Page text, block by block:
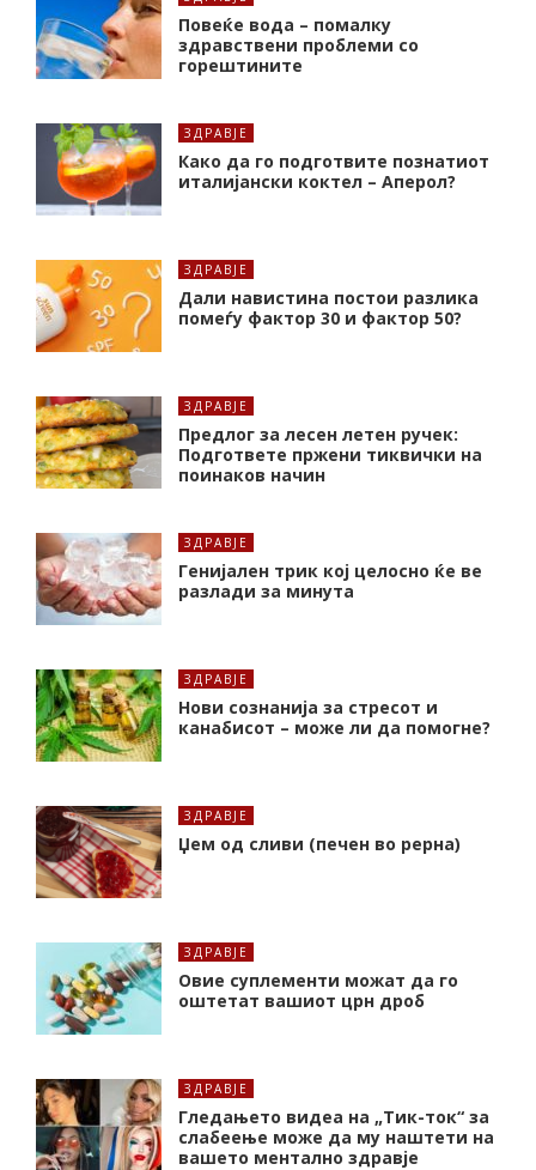
Повеќе вода – помалку
здравствени проблеми со
горештините
ЗДРАВЈЕ
Како да го подготвите познатиот
италијански коктел – Аперол?
ЗДРАВЈЕ
Дали навистина постои разлика
помеѓу фактор 30 и фактор 50?
ЗДРАВЈЕ
Предлог за лесен летен ручек:
Подгответе пржени тиквички на
поинаков начин
ЗДРАВЈЕ
Генијален трик кој целосно ќе ве
разлади за минута
ЗДРАВЈЕ
Нови сознанија за стресот и
канабисот – може ли да помогне?
ЗДРАВЈЕ
Џем од сливи (печен во рерна)
ЗДРАВЈЕ
Oвие суплементи можат да го
оштетат вашиот црн дроб
ЗДРАВЈЕ
Гледањето видеа на „Тик-ток“ за
слабеење може да му наштети на
вашето ментално здравје